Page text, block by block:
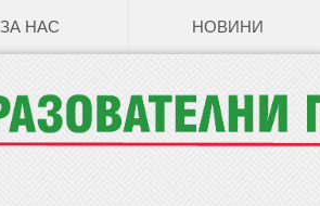
ЗА НАС НОВИНИ